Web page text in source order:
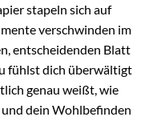
stapeln sich auf
verschwinden im
entscheidenden Blatt
fühlst dich überwältigt
genau weißt, wie
dein Wohlbefinden